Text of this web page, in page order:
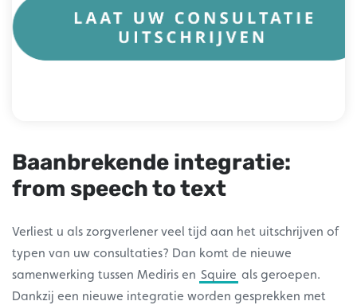
Baanbrekende integratie:
from speech to text
Verliest u als zorgverlener veel tijd aan het uitschrijven of
typen van uw consultaties? Dan komt de nieuwe
samenwerking tussen Mediris en Squire als geroepen.
Dankzij een nieuwe integratie worden gesprekken met